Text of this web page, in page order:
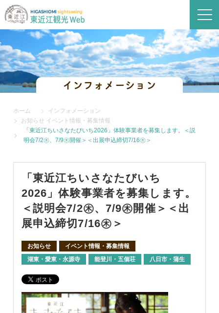
インフォメーション
ホーム
インフォメーション
お知らせ イベント情報・募集情報
「東近江ちいさなたびいち2026」体験事業者を募集します。＜説
明会7/2㊍、7/9㊍開催＞＜出展申込締切7/16㊍＞
「東近江ちいさなたびいち
2026」体験事業者を募集します。
＜説明会7/2㊍、7/9㊍開催＞＜出
展申込締切7/16㊍＞
お知らせ
イベント情報・募集情報
湖東・愛東・永源寺
能登川・五個荘 八日市・蒲生